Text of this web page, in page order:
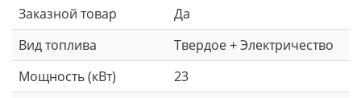
Заказной товар
Да
Вид топлива
Твердое + Электричество
Мощность (кВт)
23